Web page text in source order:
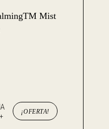
Mist
¡OFERTA!